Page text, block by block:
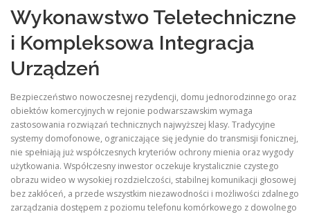
Wykonawstwo Teletechniczne
i Kompleksowa Integracja
Urządzeń
Bezpieczeństwo nowoczesnej rezydencji, domu jednorodzinnego oraz
obiektów komercyjnych w rejonie podwarszawskim wymaga
zastosowania rozwiązań technicznych najwyższej klasy. Tradycyjne
systemy domofonowe, ograniczające się jedynie do transmisji fonicznej,
nie spełniają już współczesnych kryteriów ochrony mienia oraz wygody
użytkowania. Współczesny inwestor oczekuje krystalicznie czystego
obrazu wideo w wysokiej rozdzielczości, stabilnej komunikacji głosowej
bez zakłóceń, a przede wszystkim niezawodności i możliwości zdalnego
zarządzania dostępem z poziomu telefonu komórkowego z dowolnego